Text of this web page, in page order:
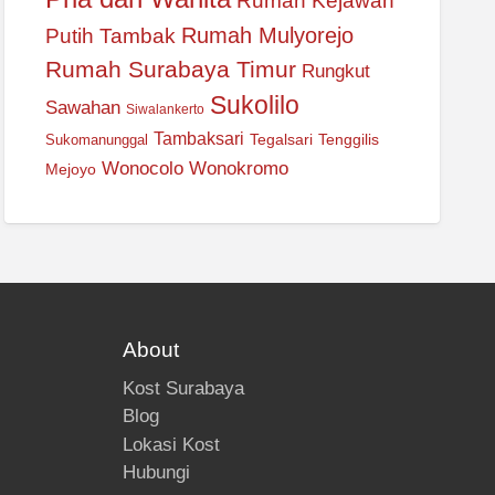
Putih Tambak Rumah Mulyorejo
Rumah Surabaya Timur Rungkut
Sawahan Siwalankerto Sukolilo
Sukomanunggal Tambaksari Tegalsari Tenggilis
Mejoyo Wonocolo Wonokromo
About
Kost Surabaya
Blog
Lokasi Kost
Hubungi